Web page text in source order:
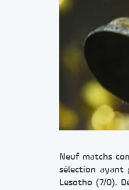
Neuf matchs
sélection ayant
Lesotho (7/0).